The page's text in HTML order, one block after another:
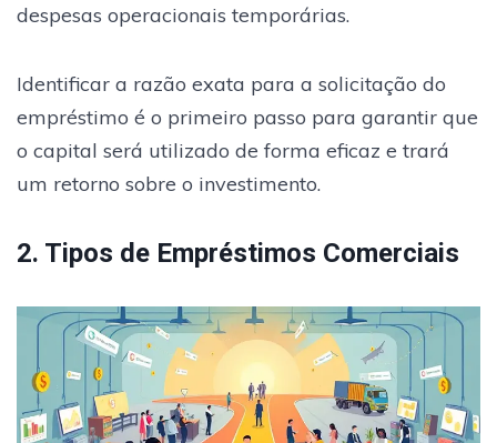
despesas operacionais temporárias.
Identificar a razão exata para a solicitação do
empréstimo é o primeiro passo para garantir que
o capital será utilizado de forma eficaz e trará
um retorno sobre o investimento.
2. Tipos de Empréstimos Comerciais